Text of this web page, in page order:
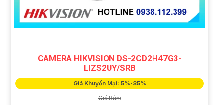
CAMERA HIKVISION DS-2CD2H47G3-
LIZS2UY/SRB
Giá Khuyến Mại: 5%-35%
Giá Bán: